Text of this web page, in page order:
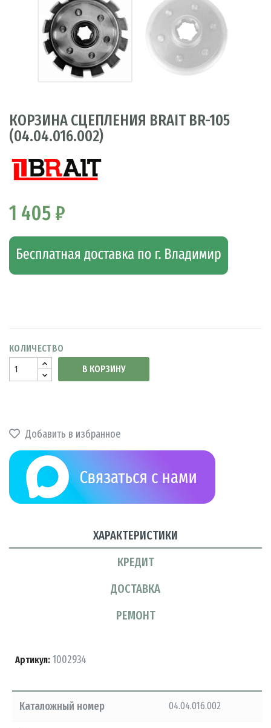
КОРЗИНА СЦЕПЛЕНИЯ BRAIT BR-105
(04.04.016.002)
1 405 ₽
КОЛИЧЕСТВО
В КОРЗИНУ
Добавить в избранное
ХАРАКТЕРИСТИКИ
КРЕДИТ
ДОСТАВКА
РЕМОНТ
Артикул: 1002934
Каталожный номер 04.04.016.002